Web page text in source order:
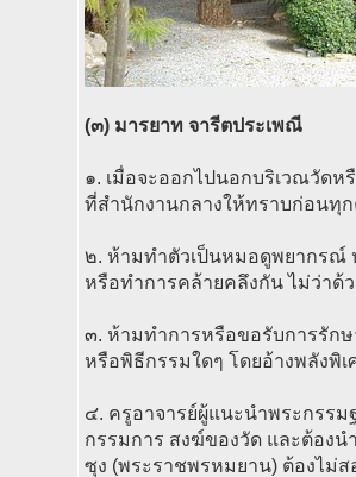
(๓) มารยาท จารีตประเพณี
๑. เมื่อจะออกไปนอกบริเวณวัดห
ที่สำนักงานกลางให้ทราบก่อนทุ
๒. ห้ามทำตัวเป็นหมอดูพยากรณ์
หรือทำการคล้ายคลึงกัน ไม่ว่าด้
๓. ห้ามทำการหรือขอรับการรัก
หรือพิธีกรรมใดๆ โดยอ้างพลังพิ
๔. ครูอาจารย์ผู้แนะนำพระกรร
กรรมการ สงฆ์ของวัด และต้อง
ซุง (พระราชพรหมยาน) ต้องไม่